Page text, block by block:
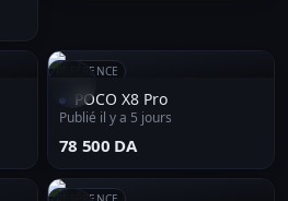
RÉFÉRENCE
POCO X8 Pro
Publié il y a 5 jours
⁦78 500 DA⁩